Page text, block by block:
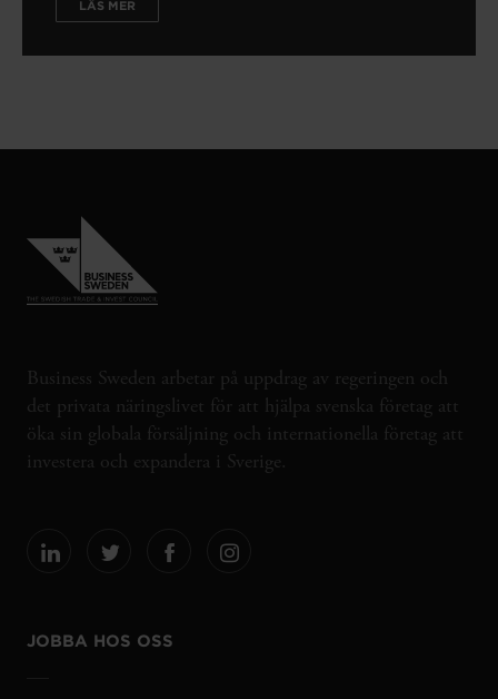
LÄS MER
Business Sweden arbetar på uppdrag av regeringen och
det privata näringslivet för att hjälpa svenska företag att
öka sin globala försäljning och internationella företag att
investera och expandera i Sverige.
JOBBA HOS OSS